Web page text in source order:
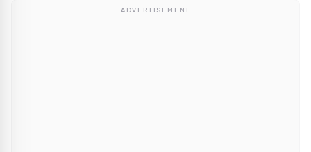
ADVERTISEMENT